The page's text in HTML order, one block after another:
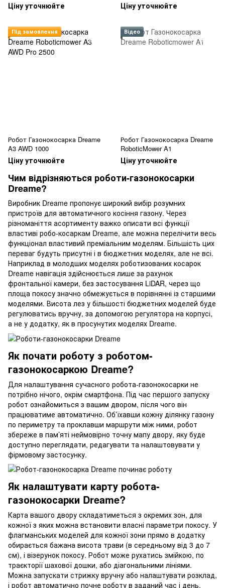
Ціну уточнюйте Ціну уточнюйте
Під замовлення
Робот Газонокосарка Dreame
A3 AWD 1000
Ціну уточнюйте
Відео
Робот Газонокосарка Dreame
RoboticMower A1
Ціну уточнюйте
Чим відрізняються роботи-газонокосарки
Dreame?
Виробник Dreame пропонує широкий вибір розумних
пристроїв для автоматичного косіння газону. Через
різноманіття асортименту важко описати всі функції
властиві робо-косаркам Dreame, але можна перелічити весь
функціонал властивий преміальним моделям. Більшість цих
переваг будуть присутні і в бюджетних моделях, але не всі.
Наприклад в молодших моделях роботизованих косарок
Dreame навігація здійснюється лише за рахунок
фронтальної камери, без застосування LiDAR, через що
площа покосу значно обмежується в порівнянні із старшими
моделями. Висота лез у більшості бюджетних моделей буде
регулюватись вручну, за допомогою регулятора на корпусі,
а не у додатку, як в просунутих моделях Dreame.
Як почати роботу з роботом-
газонокосаркою Dreame?
Для налаштування сучасного робота-газонокосарки не
потрібно нічого, окрім смартфона. Під час першого запуску
робот ознайомиться з вашим двором, після чого він
працюватиме автоматично. Об’їхавши кожну ділянку газону
по периметру та проклавши маршрути між ними, робот
збереже в пам’яті неймовірно точну мапу двору, яку буде
доступно переглядати, редагувати та налаштовувати у
фірмовому застосунку.
Як налаштувати карту робота-
газонокосарки Dreame?
Карта вашого двору складатиметься з окремих зон, для
кожної з яких можна встановити власні параметри покосу. У
флагманських моделей для кожної зони прямо в додатку
обирається бажана висота трави (в середньому від 3 до 7
см), і візерунок покосу. Робот може рухатись змійкою, по
траєкторії шахової дошки, або діагональними лініями.
Можна запускати стрижку вручну або налаштувати розклад,
і робот автоматично почне роботу в заданий час і день.